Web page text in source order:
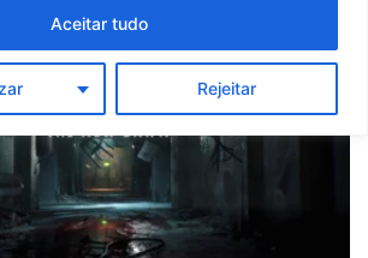
Rejeitar
Aceitar tudo